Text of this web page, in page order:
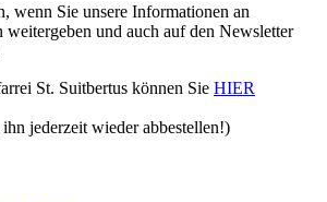
wenn Sie unsere Informationen an
weitergeben und auch auf den Newsletter
St. Suitbertus können Sie HIER
jederzeit wieder abbestellen!)